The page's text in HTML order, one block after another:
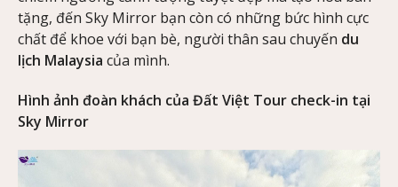
tặng, đến Sky Mirror bạn còn có những bức hình cực
chất để khoe với bạn bè, người thân sau chuyến du
lịch Malaysia của mình.
Hình ảnh đoàn khách của Đất Việt Tour check-in tại
Sky Mirror